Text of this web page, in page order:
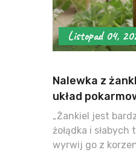
Listopad 04,
Nalewka z
układ
„Żankiel jest
żołądka i
wyrwij go z